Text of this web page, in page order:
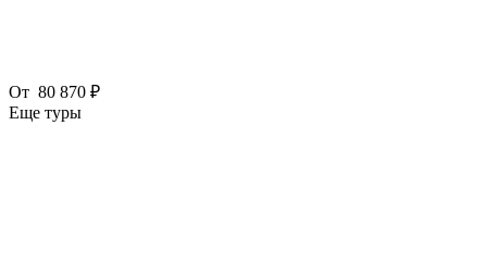
От 80 870 ₽
Еще туры